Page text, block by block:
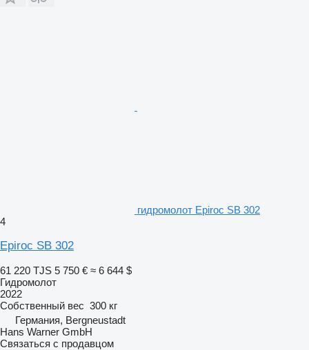
гидромолот Epiroc SB 302
4
Epiroc SB 302
61 220 TJS 5 750 € ≈ 6 644 $
Гидромолот
2022
Собственный вес 300 кг
Германия, Bergneustadt
Hans Warner GmbH
Связаться с продавцом